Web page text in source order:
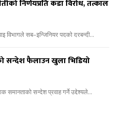
निर्णयप्रति कडा विरोध, तत्काल
तथा सिंचाइ विभागले सब–इन्जिनियर पदको दरबन्दी...
सन्देश फैलाउन खुला भिडियो
सन्देश प्रवाह गर्ने उद्देश्यले...